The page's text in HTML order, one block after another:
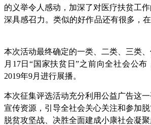
的义举令人感动，加深了对医疗扶贫工作
深具感召力。类似的好作品还有很多，
本次活动最终确定的一类、二类、三类
月17日“国家扶贫日”之前向全社会公布
2019年9月进行展播。
本次征集评选活动充分利用公益广告这
宣传资源，引导全社会关心关注和参加
脱贫攻坚战、决胜全面建成小康社会凝